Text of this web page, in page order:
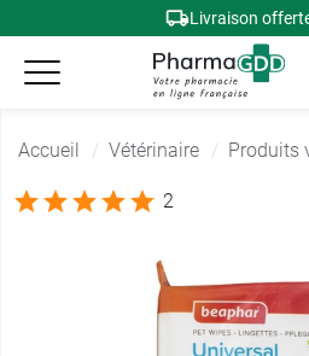
Livraison
Accueil Vétérinaire Produits
2